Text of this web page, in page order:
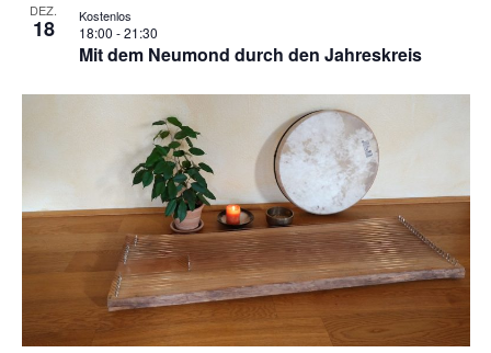
DEZ.
18
Mit dem Neumond durch den Jahreskreis
18:00 -21:30
Kostenlos